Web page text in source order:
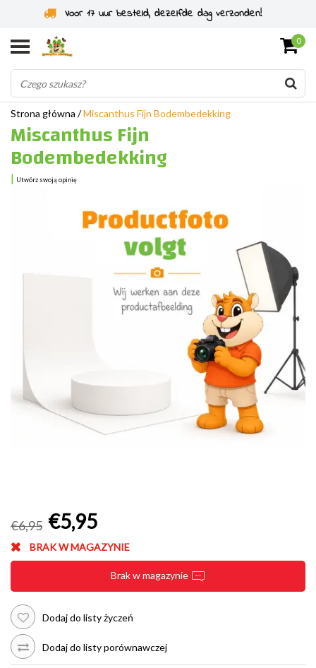
Voor 17 uur besteld, dezelfde dag verzonden!
0
Strona główna /Miscanthus Fijn Bodembedekking
Miscanthus Fijn
Bodembedekking
| Utwórz swoją opinię
€6,95 €5,95
BRAK W MAGAZYNIE
Brak w magazynie
Dodaj do listy życzeń
Dodaj do listy porównawczej